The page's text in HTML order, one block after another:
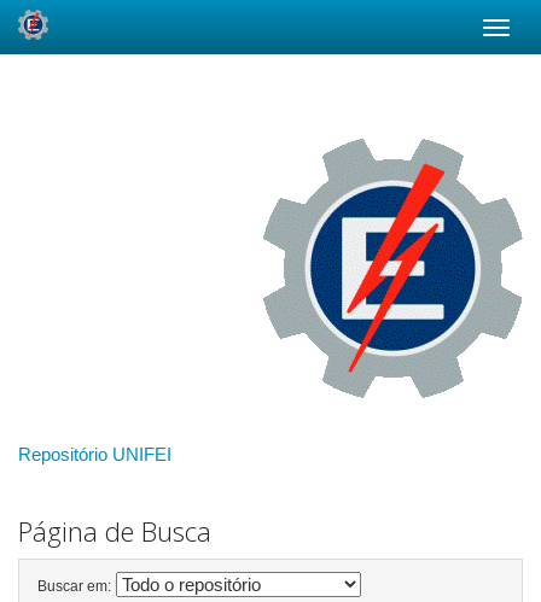
Repositório UNIFEI
Página de Busca
Buscar em: